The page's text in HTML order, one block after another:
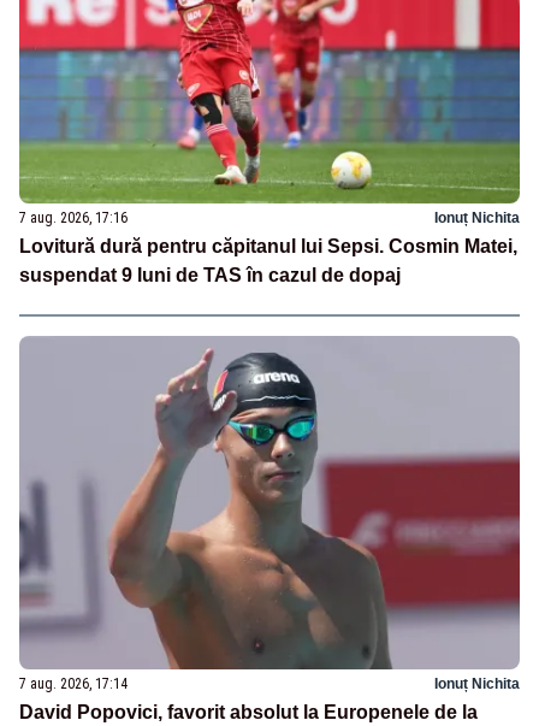
7 aug. 2026, 17:16 Ionuț Nichita
Lovitură dură pentru căpitanul lui Sepsi. Cosmin Matei,
suspendat 9 luni de TAS în cazul de dopaj
7 aug. 2026, 17:14 Ionuț Nichita
David Popovici, favorit absolut la Europenele de la